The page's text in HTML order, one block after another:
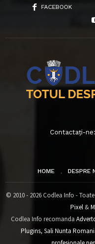
FACEBOOK
Contactați-ne:
HOME DESPRE
© 2010 - 2026 Codlea Info -
Pixel&
Codlea Info recomanda
Plugins, Sali Nunta